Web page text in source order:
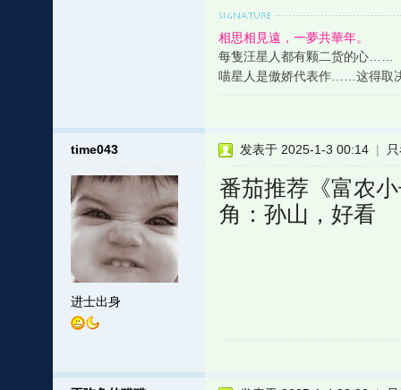
相思相見遠，一夢共華年。
每隻汪星人都有颗二货的心……
喵星人是傲娇代表作……这得
time043
进士出身
发表于 2025-1-3 00:14 |
番茄推荐《富农
角：孙山，好看